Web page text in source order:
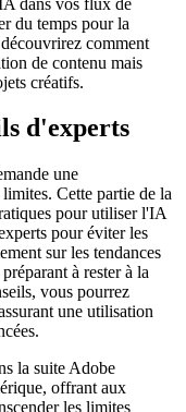
du temps pour la
comment
de contenu mais
créatifs.
d'experts
une
Cette partie de la
pour utiliser l'IA
pour éviter les
sur les tendances
à rester à la
vous pourrez
une utilisation
la suite Adobe
offrant aux
les limites